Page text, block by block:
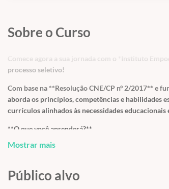
Sobre o Curso
Comece agora a sua jornada com o *Instituto
processo seletivo!
Com base na **Resolução CNE/CP nº 2/2017** e
aborda os princípios, competências e habilidades
currículos alinhados às necessidades educacionais
**O que você aprenderá?**
- Contexto legal e normativo essencial para
Mostrar mais
Público alvo